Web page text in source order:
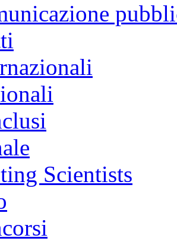
Scientists